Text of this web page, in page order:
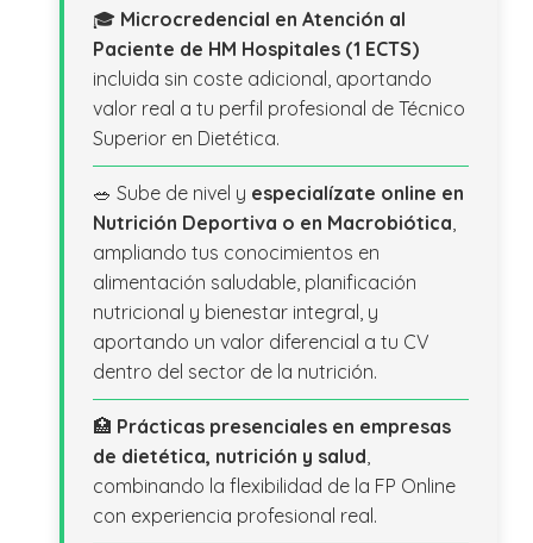
🎓 Microcredencial en Atención al
Paciente de HM Hospitales (1 ECTS)
incluida sin coste adicional, aportando
valor real a tu perfil profesional de Técnico
Superior en Dietética.
🥗 Sube de nivel y especialízate online en
Nutrición Deportiva o en Macrobiótica
ampliando tus conocimientos en
alimentación saludable, planificación
nutricional y bienestar integral, y
aportando un valor diferencial a tu CV
dentro del sector de la nutrición.
🏥 Prácticas presenciales en empresas
de dietética, nutrición y salud
combinando la flexibilidad de la FP Online
con experiencia profesional real.